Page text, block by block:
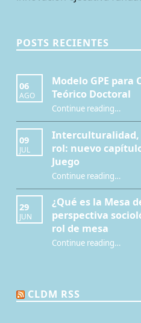
POSTS RECIENTES
06
AGO
Modelo GPE para
Teórico Doctoral
Continue reading“Modelo GPE para Construir un Marco Teórico
…
09
JUL
Interculturalidad,
rol: nuevo
Juego
Continue reading“Interculturalidad, educación y juegos de rol: nuevo capítulo sobre el Mentor del Juego”
…
29
JUN
¿Qué es la Mesa
perspectiva
rol de mesa
Continue reading“¿Qué es la Mesa de juego? Una perspectiva sociológica de los juegos de rol de mesa”
…
CLDM RSS